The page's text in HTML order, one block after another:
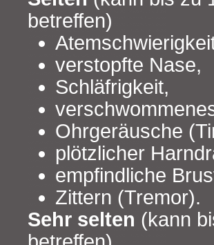
betreffen)
verstopfte Nase,
Schläfrigkeit,
Ohrgeräusche
plötzlicher
empfindliche
Zittern (Tremor).
Sehr selten (kann